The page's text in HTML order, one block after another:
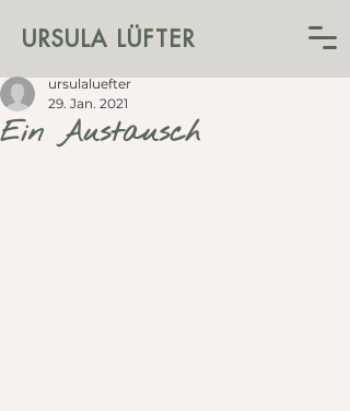
URSULA LÜFTER
Ein Austausch
ursulaluefter
29. Jan. 2021